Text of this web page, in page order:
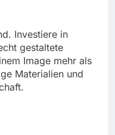
Investiere in
gestaltete
Image mehr als
Materialien und